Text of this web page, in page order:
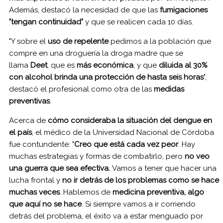
Además, destacó la necesidad de que las fumigaciones
"tengan continuidad" y que se realicen cada 10 días.
"Y sobre el uso de repelentepedimos a la población que
compre en una droguería la droga madre que se
llama Deet, que es más económica, y que diluida al 30%
con alcohol brinda una protección de hasta seis horas",
destacó el profesional como otra de las medidas
preventivas.
Acerca de cómo consideraba la situación del dengue en
el país, el médico de la Universidad Nacional de Córdoba
fue contundente: "Creo que está cada vez peor. Hay
muchas estrategias y formas de combatirlo, pero no veo
una guerra que sea efectiva. Vamos a tener que hacer una
lucha frontal y no ir detrás de los problemas como se hace
muchas veces. Hablemos de medicina preventiva, algo
que aquí no se hace. Si siempre vamos a ir corriendo
detrás del problema, el éxito va a estar menguado por